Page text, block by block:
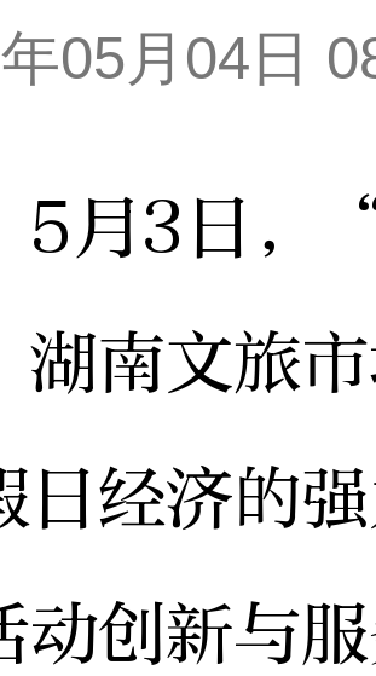
05月04日
3日，“
湖南文旅
日经济的
动创新与